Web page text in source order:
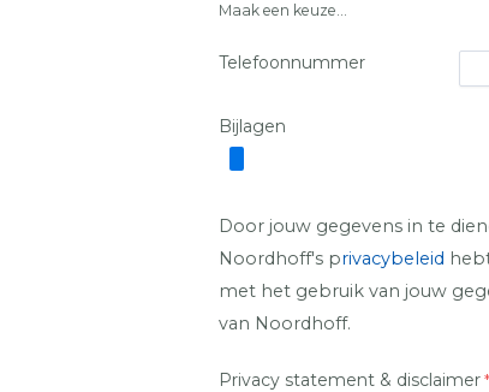
Maak een keuze...
Telefoonnummer
Bijlagen
Door jouw gegevens in te
Noordhoff's privacybeleid
met het gebruik van jouw
van Noordhoff.
Privacy statement & disclaimer